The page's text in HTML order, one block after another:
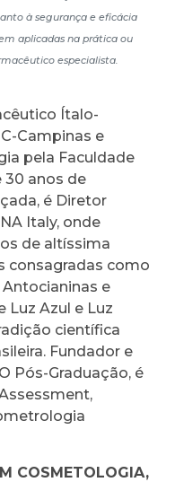
à segurança e eficácia
aplicadas na prática ou
especialista.
Ítalo-
Campinas e
pela Faculdade
30 anos de
é Diretor
Italy, onde
de altíssima
consagradas como
e
Luz Azul e Luz
científica
Fundador e
Pós-Graduação, é
COSMETOLOGIA,